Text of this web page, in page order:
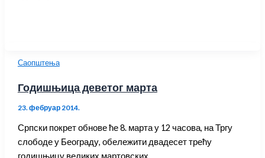
Саопштења
Годишњица деветог марта
23. фебруар 2014.
Српски покрет обнове ће 8. марта у 12 часова, на Тргу
слободе у Београду, обележити двадесет трећу